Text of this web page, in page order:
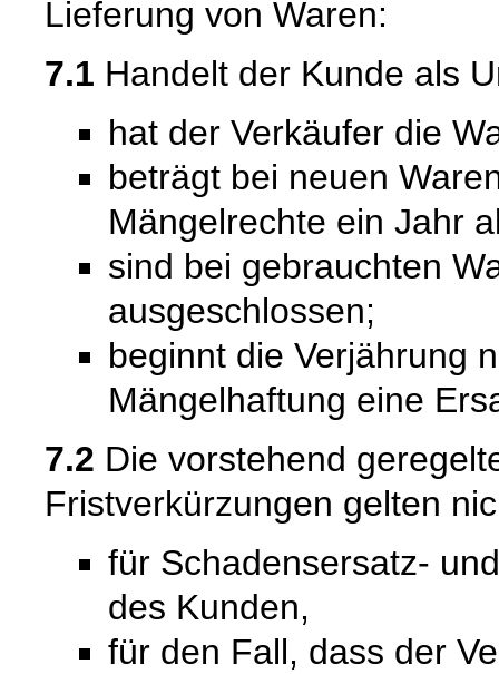
Lieferung von Waren:
7.1 Handelt der Kunde als
hat der Verkäufer die
beträgt bei neuen
Mängelrechte ein Jahr
sind bei gebrauchten
ausgeschlossen;
beginnt die Verjährung
Mängelhaftung eine
7.2 Die vorstehend
Fristverkürzungen gelten
für Schadensersatz-
des Kunden,
für den Fall, dass der